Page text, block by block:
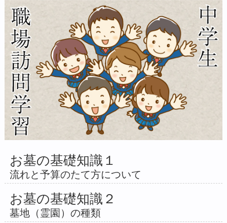
お墓の基礎知識１
流れと予算のたて方について
お墓の基礎知識２
墓地（霊園）の種類